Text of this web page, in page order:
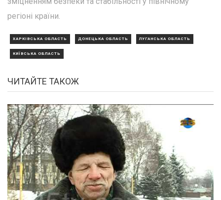
регіоні країни.
ХАРКІВСЬКА ОБЛАСТЬ ДОНЕЦЬКА ОБЛАСТЬ ЛУГАНСЬКА ОБЛАСТЬ
КИЇВСЬКА ОБЛАСТЬ
ЧИТАЙТЕ ТАКОЖ